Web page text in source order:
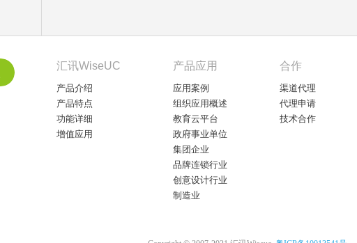
汇讯WiseUC
产品介绍
产品特点
功能详细
增值应用
产品应用
应用案例
组织应用概述
教育云平台
政府事业单位
集团企业
品牌连锁行业
创意设计行业
制造业
合作
渠道代理
代理申请
技术合作